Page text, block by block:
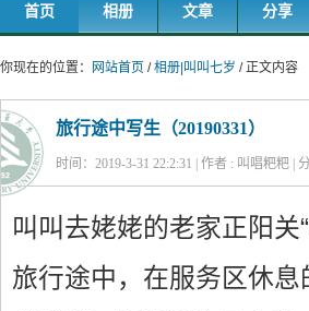
首页 相册 文章 分享
你现在的位置： 网站首页 /相册|叫叫七岁 / 正文内容
旅行途中写生（20190331）
时间：2019-3-31 22:2:31 | 作者 : 叫唱粑粑 |
叫叫去姥姥的老家正阳关
旅行途中，在服务区休